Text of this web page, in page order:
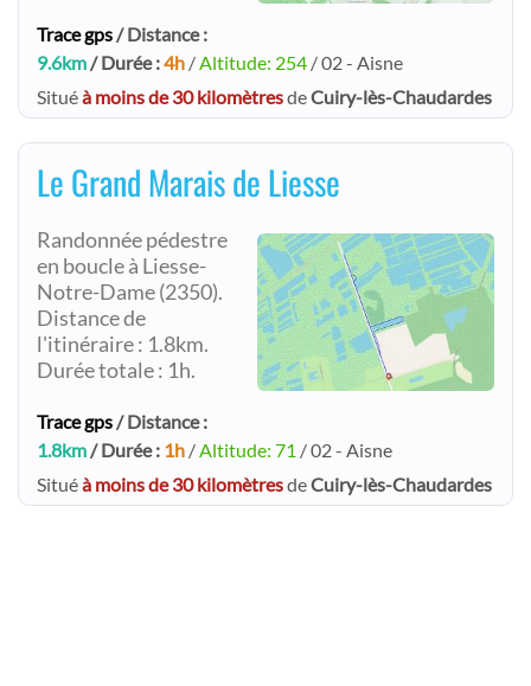
Trace gps/ Distance :
9.6km/ Durée :4h /Altitude: 254 / 02 - Aisne
Situéà moins de 30 kilomètresdeCuiry-lès-Chaudardes
Le Grand Marais de Liesse
Randonnée pédestre
en boucle à Liesse-
Notre-Dame (2350).
Distance de
l'itinéraire : 1.8km.
Durée totale : 1h.
Trace gps/ Distance :
1.8km/ Durée : 1h /Altitude: 71 / 02 - Aisne
Situéà moins de 30 kilomètresdeCuiry-lès-Chaudardes